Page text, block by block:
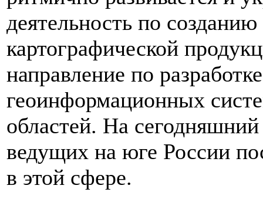
деятельность по
картографической
направление по
геоинформационных
областей. На
ведущих на юге России
в этой сфере.